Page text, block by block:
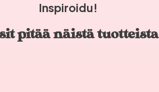
Inspiroidu!
pitää näistä tuotteista